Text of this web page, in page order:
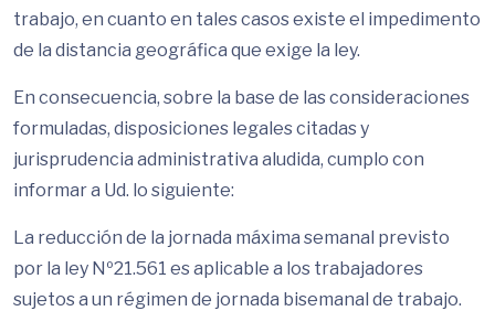
trabajo, en cuanto en tales casos existe el impedimento
de la distancia geográfica que exige la ley.
En consecuencia, sobre la base de las consideraciones
formuladas, disposiciones legales citadas y
jurisprudencia administrativa aludida, cumplo con
informar a Ud. lo siguiente:
La reducción de la jornada máxima semanal previsto
por la ley Nº21.561 es aplicable a los trabajadores
sujetos a un régimen de jornada bisemanal de trabajo.